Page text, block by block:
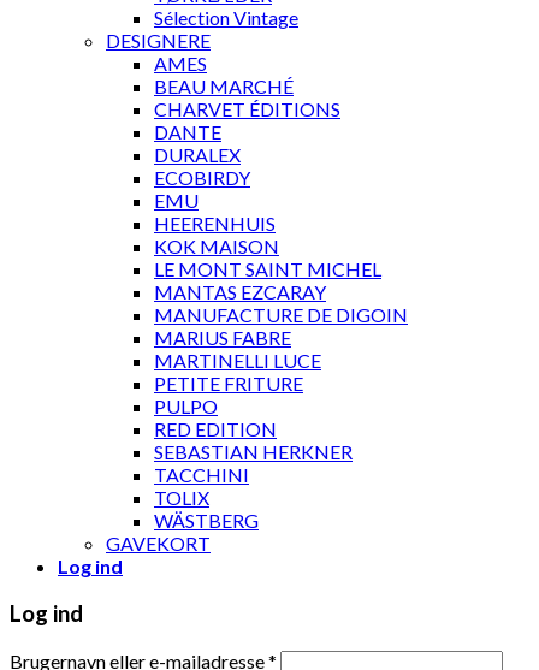
Sélection Vintage
DESIGNERE
AMES
BEAU MARCHÉ
CHARVET ÉDITIONS
DANTE
DURALEX
ECOBIRDY
EMU
HEERENHUIS
KOK MAISON
LE MONT SAINT MICHEL
MANTAS EZCARAY
MANUFACTURE DE DIGOIN
MARIUS FABRE
MARTINELLI LUCE
PETITE FRITURE
PULPO
RED EDITION
SEBASTIAN HERKNER
TACCHINI
TOLIX
WÄSTBERG
GAVEKORT
Log ind
Log ind
Brugernavn eller e-mailadresse*